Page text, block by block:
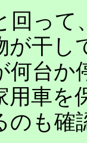
回って
が干し
何台か
用車を
のも確